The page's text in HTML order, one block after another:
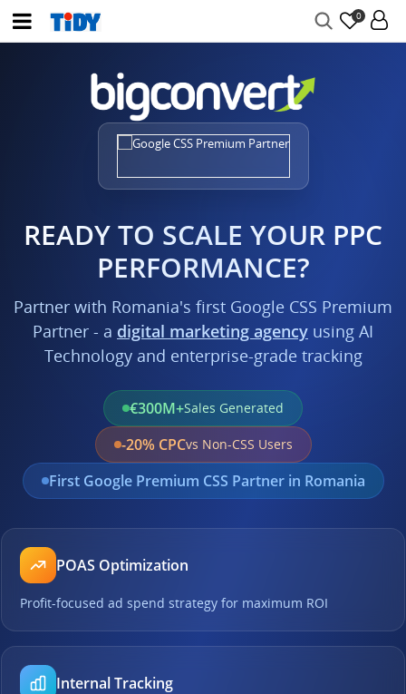
0
READY TO SCALE YOUR PPC
PERFORMANCE?
Partner with Romania's first Google CSS Premium
Partner - a digital marketing agency using AI
Technology and enterprise-grade tracking
€300M+Sales Generated
-20% CPCvs Non-CSS Users
First Google Premium CSS Partner in Romania
POAS Optimization
Profit-focused ad spend strategy for maximum ROI
Internal Tracking